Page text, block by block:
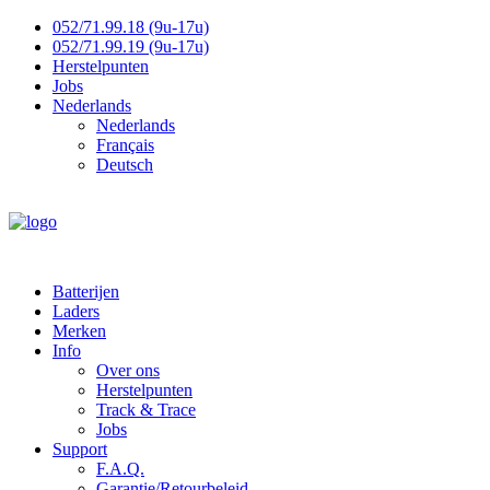
052/71.99.18 (9u-17u)
052/71.99.19 (9u-17u)
Herstelpunten
Jobs
Nederlands
Nederlands
Français
Deutsch
Batterijen
Laders
Merken
Info
Over ons
Herstelpunten
Track & Trace
Jobs
Support
F.A.Q.